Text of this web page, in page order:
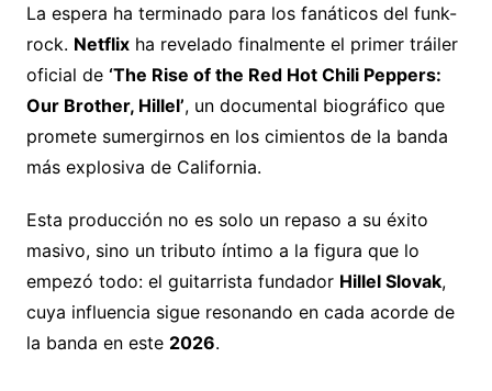
La espera ha terminado para los fanáticos del funk-
rock. Netflixha revelado finalmente el primer tráiler
oficial de ‘The Rise of the Red Hot Chili Peppers:
Our Brother, Hillel’, un documental biográfico que
promete sumergirnos en los cimientos de la banda
más explosiva de California.
Esta producción no es solo un repaso a su éxito
masivo, sino un tributo íntimo a la figura que lo
empezó todo: el guitarrista fundador Hillel Slovak,
cuya influencia sigue resonando en cada acorde de
la banda en este 2026.